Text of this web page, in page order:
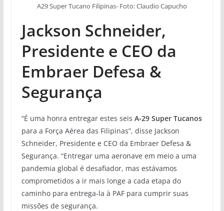
A29 Super Tucano Filipinas- Foto: Claudio Capucho
Jackson Schneider,
Presidente e CEO da
Embraer Defesa &
Segurança
“É uma honra entregar estes seis A-29 Super Tucanos
para a Força Aérea das Filipinas”, disse Jackson
Schneider, Presidente e CEO da Embraer Defesa &
Segurança. “Entregar uma aeronave em meio a uma
pandemia global é desafiador, mas estávamos
comprometidos a ir mais longe a cada etapa do
caminho para entrega-la à PAF para cumprir suas
missões de segurança.